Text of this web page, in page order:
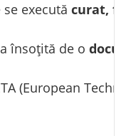
execută curat,
însoțită de o
(European